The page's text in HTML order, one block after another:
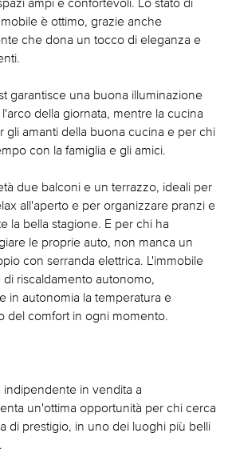
è ottimo, grazie anche
che dona un tocco di eleganza e
garantisce una buona illuminazione
della giornata, mentre la cucina
gli amanti della buona cucina e per chi
con la famiglia e gli amici.
due balconi e un terrazzo, ideali per
all'aperto e per organizzare pranzi e
la bella stagione. E per chi ha
le proprie auto, non manca un
con serranda elettrica. L'immobile
riscaldamento autonomo,
in autonomia la temperatura e
del comfort in ogni momento.
indipendente in vendita a
un'ottima opportunità per chi cerca
di prestigio, in uno dei luoghi più belli